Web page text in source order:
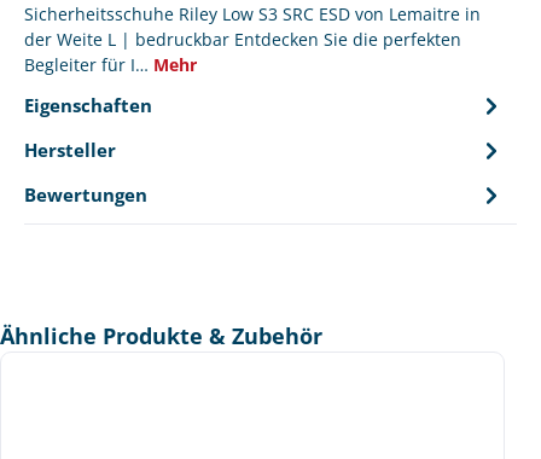
Sicherheitsschuhe Riley Low S3 SRC ESD von Lemaitre in
der Weite L | bedruckbar Entdecken Sie die perfekten
Begleiter für I… Mehr
Eigenschaften
Hersteller
Bewertungen
Produktgalerie überspringen
Ähnliche Produkte & Zubehör